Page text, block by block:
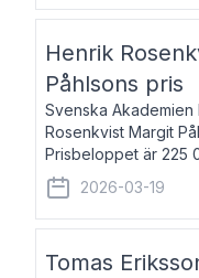
Henrik
Påhlsons pris
Svenska
Rosenkvist Margit
Prisbeloppet är 225
född 1965, är
universitet. Han
2026-03-19
Tomas